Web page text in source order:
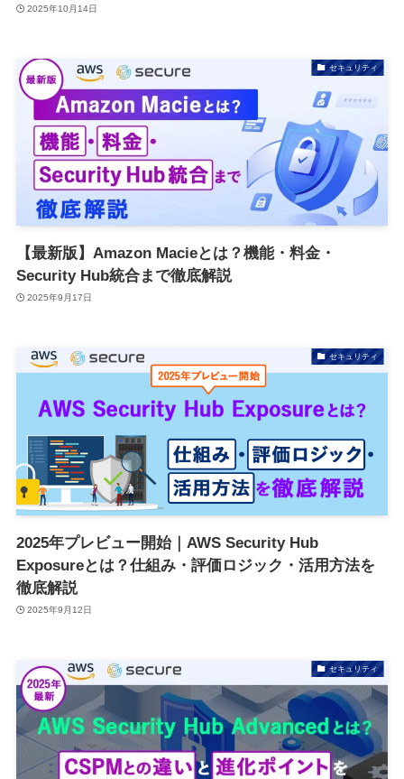
2025年10月14日
セキュリティ
【最新版】Amazon Macieとは？機能・料金・
Security Hub統合まで徹底解説
2025年9月17日
セキュリティ
2025年プレビュー開始｜AWS Security Hub
Exposureとは？仕組み・評価ロジック・活用方法を
徹底解説
2025年9月12日
セキュリティ